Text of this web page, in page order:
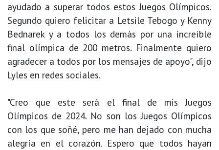
ayudado a superar todos estos Juegos Olímpicos.
Segundo quiero felicitar a Letsile Tebogo y Kenny
Bednarek y a todos los demás por una increíble
final olímpica de 200 metros. Finalmente quiero
agradecer a todos por los mensajes de apoyo", dijo
Lyles en redes sociales.
"Creo que este será el final de mis Juegos
Olímpicos de 2024. No son los Juegos Olímpicos
con los que soñé, pero me han dejado con mucha
alegría en el corazón. Espero que todos hayan